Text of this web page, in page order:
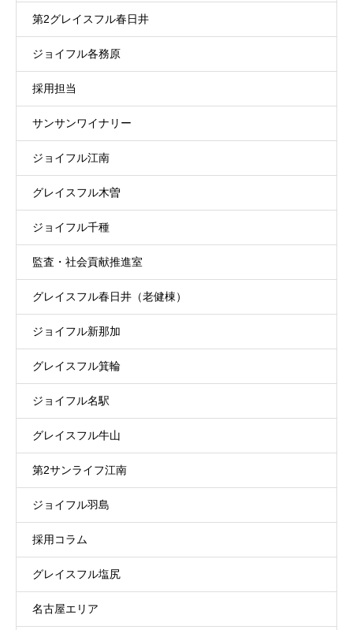
第2グレイスフル春日井
ジョイフル各務原
採用担当
サンサンワイナリー
ジョイフル江南
グレイスフル木曽
ジョイフル千種
監査・社会貢献推進室
グレイスフル春日井（老健棟）
ジョイフル新那加
グレイスフル箕輪
ジョイフル名駅
グレイスフル牛山
第2サンライフ江南
ジョイフル羽島
採用コラム
グレイスフル塩尻
名古屋エリア